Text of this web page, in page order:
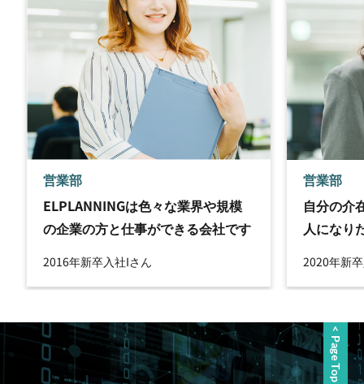
営業部
ELPLANNINGは色々な業界や規模
の企業の方と仕事ができる会社です
2016年新卒入社Iさん
営業部
自分の介
人になり
2020年新
< Page Top